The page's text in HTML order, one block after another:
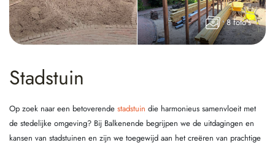
8 foto's
Stadstuin
Op zoek naar een betoverende stadstuin die harmonieus samenvloeit met
de stedelijke omgeving? Bij Balkenende begrijpen we de uitdagingen en
kansen van stadstuinen en zijn we toegewijd aan het creëren van prachtige